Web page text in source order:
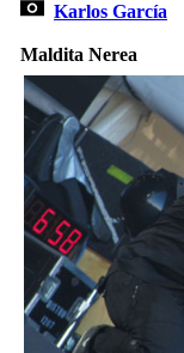
Karlos García
Maldita Nerea